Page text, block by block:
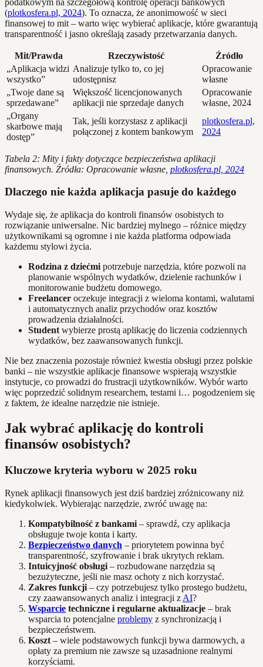
(plotkosfera.pl, 2024). To oznacza, że anonimowość w sieci
finansowej to mit – warto więc wybierać aplikacje, które gwarantują
transparentność i jasno określają zasady przetwarzania danych.
Mit/Prawda Rzeczywistość
Źródło
„Aplikacja widzi
wszystko”
Analizuje tylko to, co jej
udostępnisz
Opracowanie
własne
„Twoje dane są
sprzedawane”
Większość licencjonowanych
aplikacji nie sprzedaje danych
Opracowanie
własne, 2024
„Organy
skarbowe mają
dostęp”
Tak, jeśli korzystasz z aplikacji
połączonej z kontem bankowym
plotkosfera.pl,
2024
Tabela 2: Mity i fakty dotyczące bezpieczeństwa aplikacji
finansowych. Źródła: Opracowanie własne, plotkosfera.pl, 2024
Dlaczego nie każda aplikacja pasuje do każdego
Wydaje się, że aplikacja do kontroli finansów osobistych to
rozwiązanie uniwersalne. Nic bardziej mylnego – różnice między
użytkownikami są ogromne i nie każda platforma odpowiada
każdemu stylowi życia.
Rodzina z dziećmi potrzebuje narzędzia, które pozwoli na
planowanie wspólnych wydatków, dzielenie rachunków i
monitorowanie budżetu domowego.
Freelancer oczekuje integracji z wieloma kontami, walutami
i automatycznych analiz przychodów oraz kosztów
prowadzenia działalności.
Student wybierze prostą aplikację do liczenia codziennych
wydatków, bez zaawansowanych funkcji.
Nie bez znaczenia pozostaje również kwestia obsługi przez polskie
banki – nie wszystkie aplikacje finansowe wspierają wszystkie
instytucje, co prowadzi do frustracji użytkowników. Wybór warto
więc poprzedzić solidnym researchem, testami i… pogodzeniem się
z faktem, że idealne narzędzie nie istnieje.
Jak wybrać aplikację do kontroli
finansów osobistych?
Kluczowe kryteria wyboru w 2025 roku
Rynek aplikacji finansowych jest dziś bardziej zróżnicowany niż
kiedykolwiek. Wybierając narzędzie, zwróć uwagę na:
Kompatybilność z bankami – sprawdź, czy aplikacja
obsługuje twoje konta i karty.
Bezpieczeństwo danych – priorytetem powinna być
transparentność, szyfrowanie i brak ukrytych reklam.
Intuicyjność obsługi – rozbudowane narzędzia są
bezużyteczne, jeśli nie masz ochoty z nich korzystać.
Zakres funkcji – czy potrzebujesz tylko prostego budżetu,
czy zaawansowanych analiz i integracji z AI?
Wsparcie techniczne i regularne aktualizacje – brak
wsparcia to potencjalne problemy z synchronizacją i
bezpieczeństwem.
Koszt – wiele podstawowych funkcji bywa darmowych, a
opłaty za premium nie zawsze są uzasadnione realnymi
korzyściami.